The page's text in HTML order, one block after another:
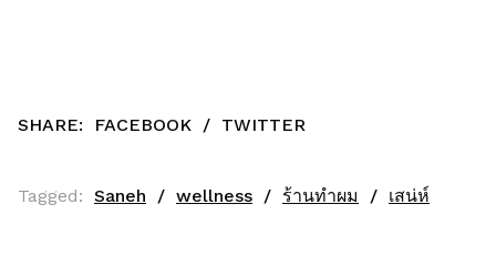
SHARE: FACEBOOK / TWITTER
Tagged: Saneh wellness ร้านทำผม เสน่ห์